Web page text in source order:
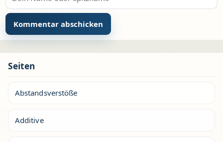
Seiten
Abstandsverstöße
Additive